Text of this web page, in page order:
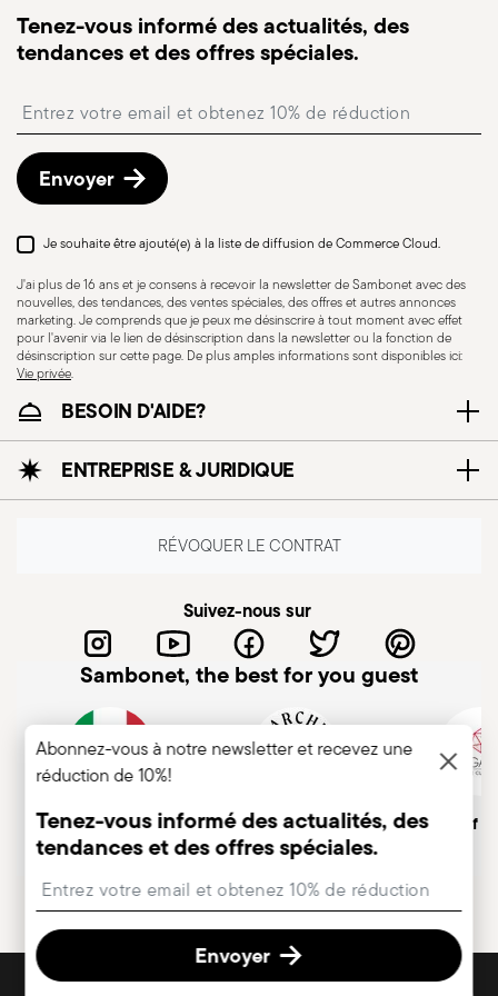
Article suspendu Couvercle inclus
vaisselle
Compatible avec
cuisinière vitro-
céramique
cuisinière à gaz
Sans danger pour le
contact alimentaire
COOKWARE - Une mauvaise utilisation des
casseroles peut causer des blessures à
l'utilisateur ou à son entourage. Il est donc
essentiel de les utiliser uniquement comme
suivre la livraison.
Point relais: en Italie, la livraison en point relais est
paiement.
Retours gratuits sous 30 jours
date d’expédition/facturation en suivant la
procédure indiquée sur la page
Tenez-vous informé des actualités, des
tendances et des offres spéciales.
Envoyer
Je souhaite être ajouté(e) à la liste de diffusion de Commerce Cloud.
J'ai plus de 16 ans et je consens à recevoir la newsletter de Sambonet avec des
nouvelles, des tendances, des ventes spéciales, des offres et autres annonces
marketing. Je comprends que je peux me désinscrire à tout moment avec effet
pour l'avenir via le lien de désinscription dans la newsletter ou la fonction de
désinscription sur cette page. De plus amples informations sont disponibles ici:
Vie privée.
BESOIN D'AIDE?
ENTREPRISE & JURIDIQUE
RÉVOQUER LE CONTRAT
Suivez-nous sur
Sambonet, the best for you guest
Entreprise italienne
Marque historique, depuis
1856
Member of
DÉCOUVREZ TOUTES NOS MARQUES
Abonnez-vous à notre newsletter et recevez une
réduction de 10%!
Tenez-vous informé des actualités, des
tendances et des offres spéciales.
Envoyer